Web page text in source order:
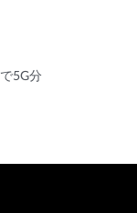
5G分